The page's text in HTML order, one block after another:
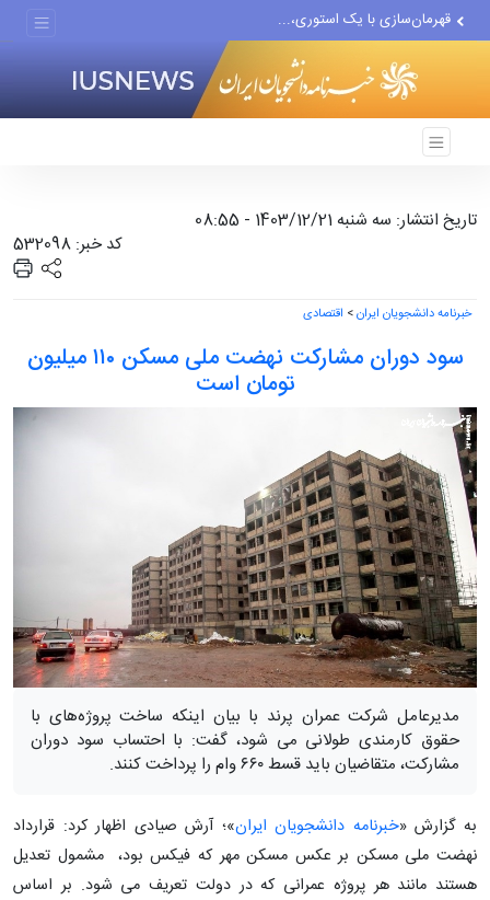
قهرمان‌سازی با یک استوری،...
آمریکا در این جنگ بدون...
بازخوانی نقشه‌راه خبرنگاران...
تاریخ انتشار: سه شنبه 1403/12/21 - 08:55
کد خبر: 532098
خبرنامه دانشجویان ایران> اقتصادی
سود دوران مشارکت نهضت ملی مسکن ۱۱۰ میلیون
تومان است
مدیرعامل شرکت عمران پرند با بیان اینکه ساخت پروژه‌های با
حقوق کارمندی طولانی می شود، گفت: با احتساب سود دوران
مشارکت، متقاضیان باید قسط ۶۶۰ وام را پرداخت کنند.
به گزارش «خبرنامه دانشجویان ایران»؛ آرش صیادی اظهار کرد: قرارداد
نهضت ملی مسکن بر عکس مسکن مهر که فیکس بود، مشمول تعدیل
هستند مانند هر پروژه عمرانی که در دولت تعریف می شود. بر اساس